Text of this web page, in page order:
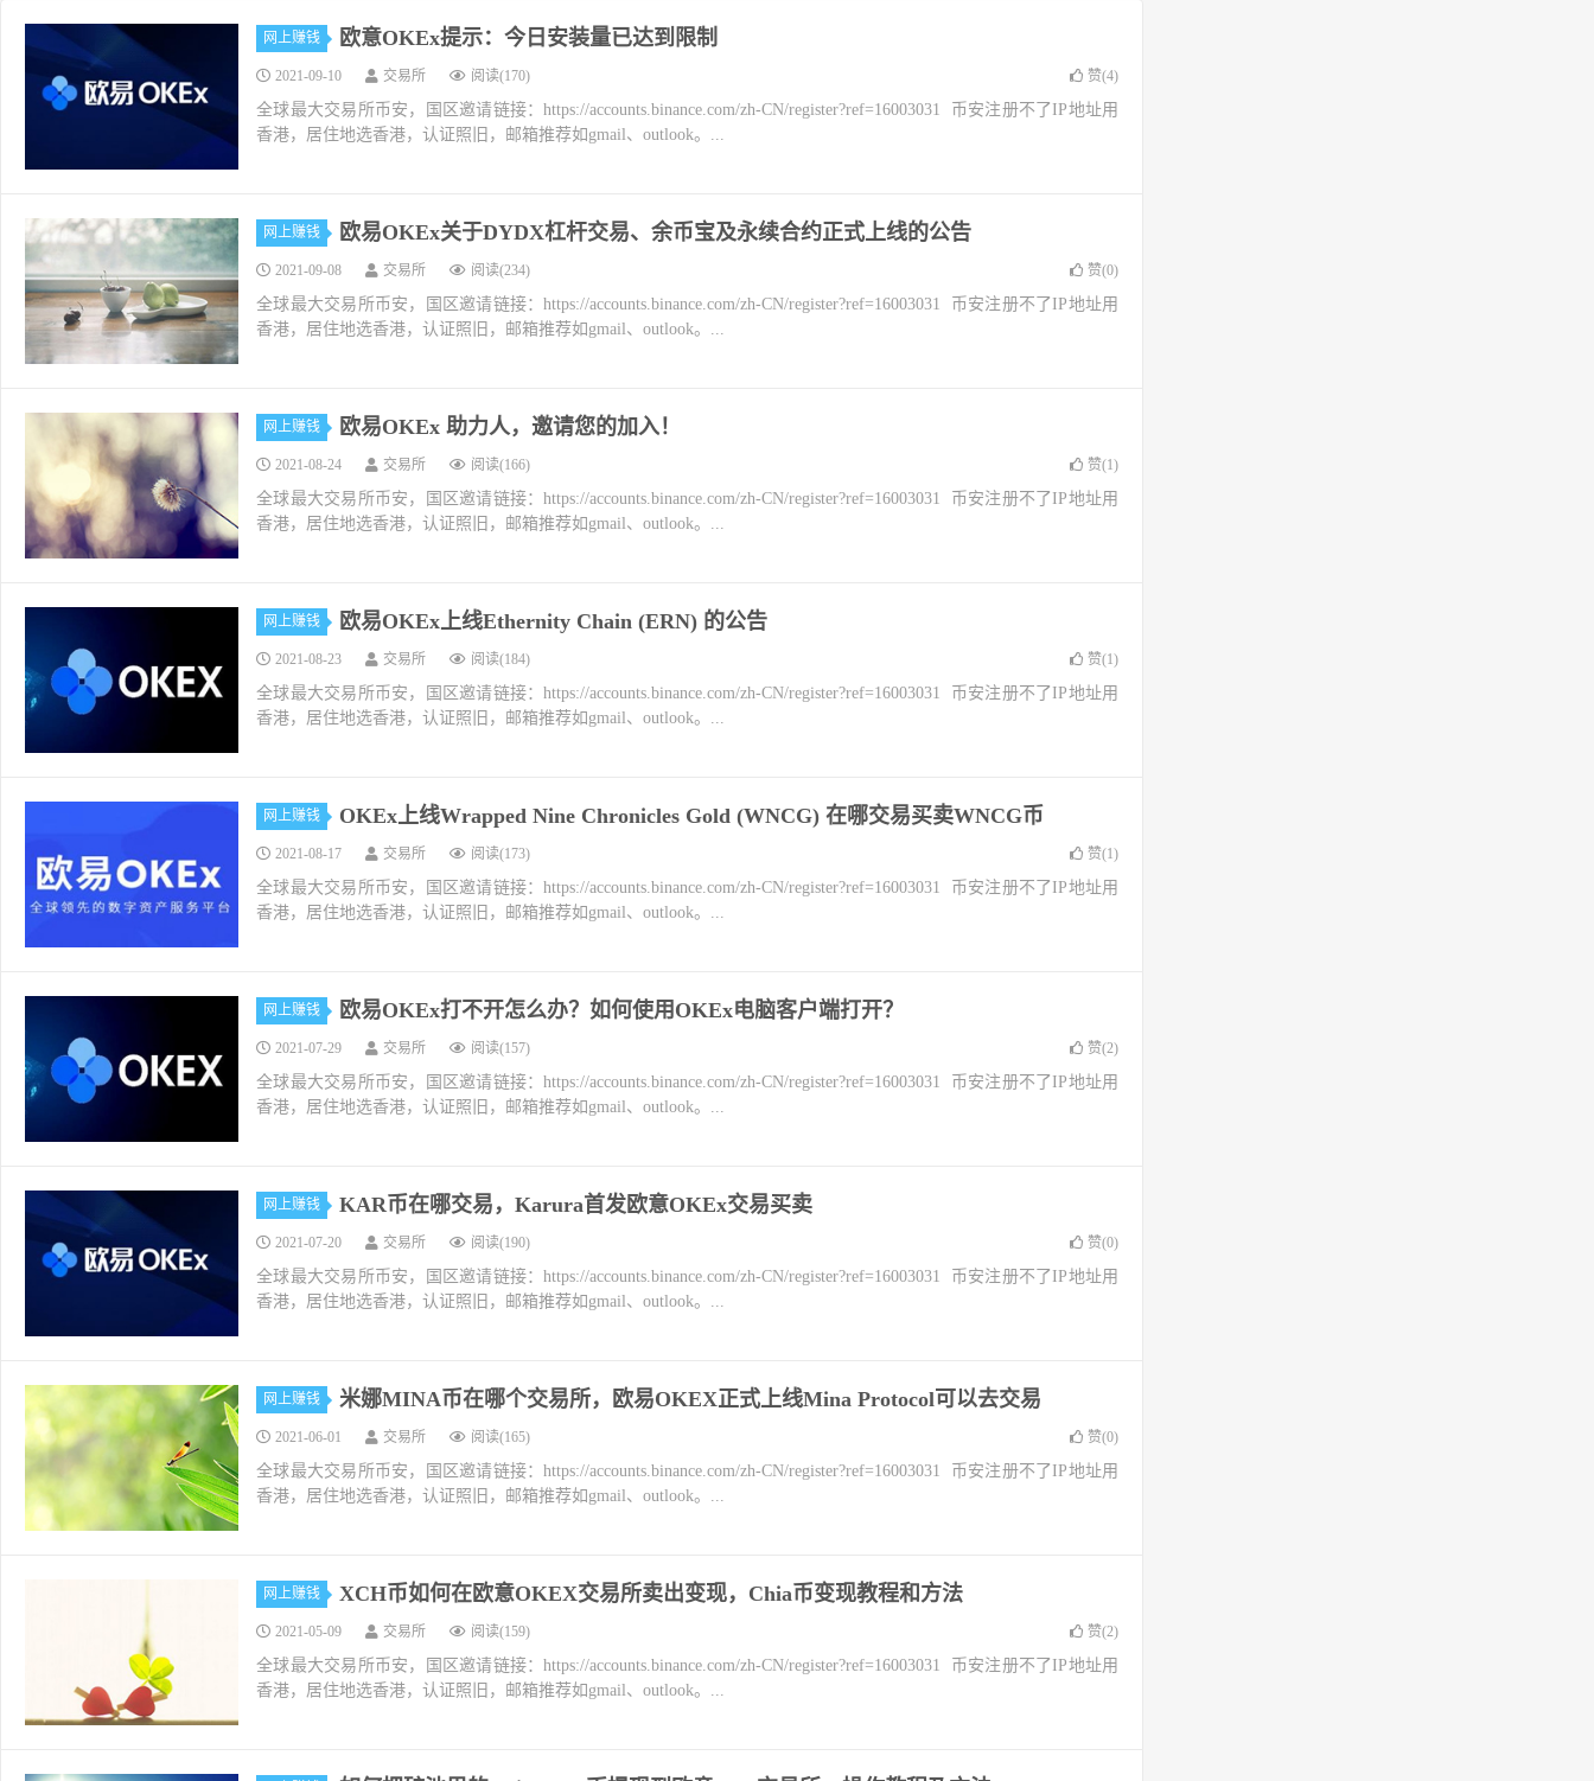
网上赚钱 欧意OKEx提示：今日安装量已达到限制
2021-09-10 交易所 阅读(170) 赞(4)
全球最大交易所币安，国区邀请链接：https://accounts.binance.com/zh-CN/register?ref=16003031 币安注册不了IP地址用
香港，居住地选香港，认证照旧，邮箱推荐如gmail、outlook。...
网上赚钱 欧易OKEx关于DYDX杠杆交易、余币宝及永续合约正式上线的公告
2021-09-08 交易所 阅读(234) 赞(0)
全球最大交易所币安，国区邀请链接：https://accounts.binance.com/zh-CN/register?ref=16003031 币安注册不了IP地址用
香港，居住地选香港，认证照旧，邮箱推荐如gmail、outlook。...
网上赚钱 欧易OKEx 助力人，邀请您的加入！
2021-08-24 交易所 阅读(166) 赞(1)
全球最大交易所币安，国区邀请链接：https://accounts.binance.com/zh-CN/register?ref=16003031 币安注册不了IP地址用
香港，居住地选香港，认证照旧，邮箱推荐如gmail、outlook。...
网上赚钱 欧易OKEx上线Ethernity Chain (ERN) 的公告
2021-08-23 交易所 阅读(184) 赞(1)
全球最大交易所币安，国区邀请链接：https://accounts.binance.com/zh-CN/register?ref=16003031 币安注册不了IP地址用
香港，居住地选香港，认证照旧，邮箱推荐如gmail、outlook。...
网上赚钱 OKEx上线Wrapped Nine Chronicles Gold (WNCG) 在哪交易买卖WNCG币
2021-08-17 交易所 阅读(173) 赞(1)
全球最大交易所币安，国区邀请链接：https://accounts.binance.com/zh-CN/register?ref=16003031 币安注册不了IP地址用
香港，居住地选香港，认证照旧，邮箱推荐如gmail、outlook。...
网上赚钱 欧易OKEx打不开怎么办？如何使用OKEx电脑客户端打开？
2021-07-29 交易所 阅读(157) 赞(2)
全球最大交易所币安，国区邀请链接：https://accounts.binance.com/zh-CN/register?ref=16003031 币安注册不了IP地址用
香港，居住地选香港，认证照旧，邮箱推荐如gmail、outlook。...
网上赚钱 KAR币在哪交易，Karura首发欧意OKEx交易买卖
2021-07-20 交易所 阅读(190) 赞(0)
全球最大交易所币安，国区邀请链接：https://accounts.binance.com/zh-CN/register?ref=16003031 币安注册不了IP地址用
香港，居住地选香港，认证照旧，邮箱推荐如gmail、outlook。...
网上赚钱 米娜MINA币在哪个交易所，欧易OKEX正式上线Mina Protocol可以去交易
2021-06-01 交易所 阅读(165) 赞(0)
全球最大交易所币安，国区邀请链接：https://accounts.binance.com/zh-CN/register?ref=16003031 币安注册不了IP地址用
香港，居住地选香港，认证照旧，邮箱推荐如gmail、outlook。...
网上赚钱 XCH币如何在欧意OKEX交易所卖出变现，Chia币变现教程和方法
2021-05-09 交易所 阅读(159) 赞(2)
全球最大交易所币安，国区邀请链接：https://accounts.binance.com/zh-CN/register?ref=16003031 币安注册不了IP地址用
香港，居住地选香港，认证照旧，邮箱推荐如gmail、outlook。...